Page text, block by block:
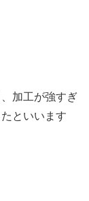
加工が強すぎ
といいます